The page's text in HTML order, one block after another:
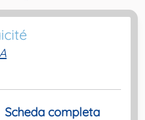
Scheda completa